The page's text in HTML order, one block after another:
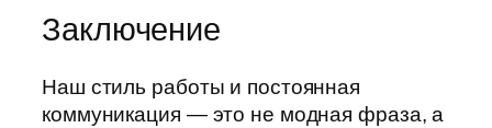
Заключение
Наш стиль работы и постоянная
коммуникация — это не модная фраза, а